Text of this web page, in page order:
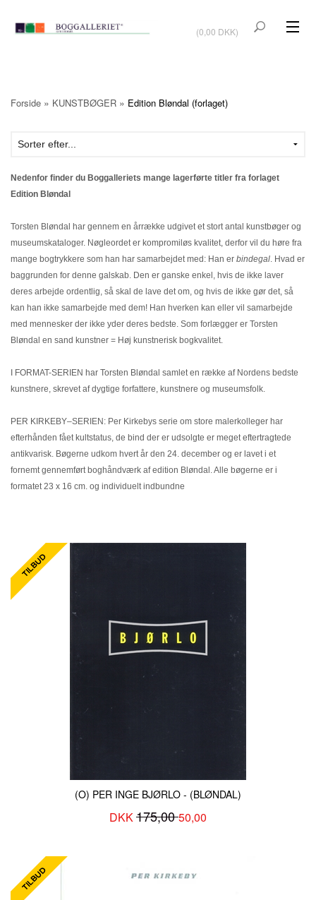
(0,00 DKK)
BØGER OM KUNSTNERE
TILBUD
OUTLET UDSTILLINGER
NYHEDER OM BOGGALLERIET
KONTAKT & ÅBNINSTIDER NYHEDSBREV
Forside » KUNSTBØGER » Edition Bløndal (forlaget)
Nedenfor finder du Boggalleriets mange lagerførte titler fra forlaget
Edition Bløndal
Torsten Bløndal har gennem en årrække udgivet et stort antal kunstbøger og
museumskataloger. Nøgleordet er kompromiløs kvalitet, derfor vil du høre fra
mange bogtrykkere som han har samarbejdet med: Han er bindegal. Hvad er
baggrunden for denne galskab. Den er ganske enkel, hvis de ikke laver
deres arbejde ordentlig, så skal de lave det om, og hvis de ikke gør det, så
kan han ikke samarbejde med dem! Han hverken kan eller vil samarbejde
med mennesker der ikke yder deres bedste. Som forlægger er Torsten
Bløndal en sand kunstner = Høj kunstnerisk bogkvalitet.
I FORMAT-SERIEN har Torsten Bløndal samlet en række af Nordens bedste
kunstnere, skrevet af dygtige forfattere, kunstnere og museumsfolk.
PER KIRKEBY–SERIEN: Per Kirkebys serie om store malerkolleger har
efterhånden fået kultstatus, de bind der er udsolgte er meget eftertragtede
antikvarisk. Bøgerne udkom hvert år den 24. december og er lavet i et
fornemt gennemført boghåndværk af edition Bløndal. Alle bøgerne er i
formatet 23 x 16 cm. og individuelt indbundne
(O) PER INGE BJØRLO - (BLØNDAL)
DKK175,0050,00